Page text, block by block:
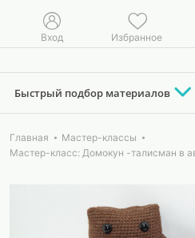
Вход Избранное
Быстрый подбор материалов
Главная
Мастер-классы
Мастер-класс: Домокун -талисман в